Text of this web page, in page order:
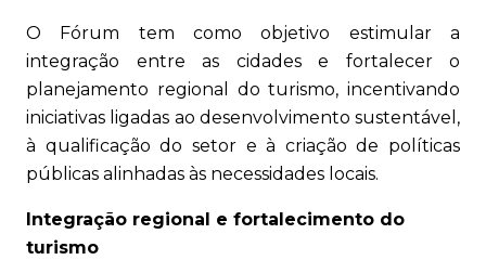
O Fórum tem como objetivo estimular a
integração entre as cidades e fortalecer o
planejamento regional do turismo, incentivando
iniciativas ligadas ao desenvolvimento sustentável,
à qualificação do setor e à criação de políticas
públicas alinhadas às necessidades locais.
Integração regional e fortalecimento do
turismo